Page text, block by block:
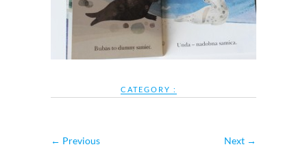
CATEGORY :
← Previous Next →